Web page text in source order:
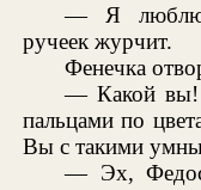
— Я люблю,
ручеек журчит.
Фенечка
— Какой вы!
пальцами по
Вы с такими
— Эх,